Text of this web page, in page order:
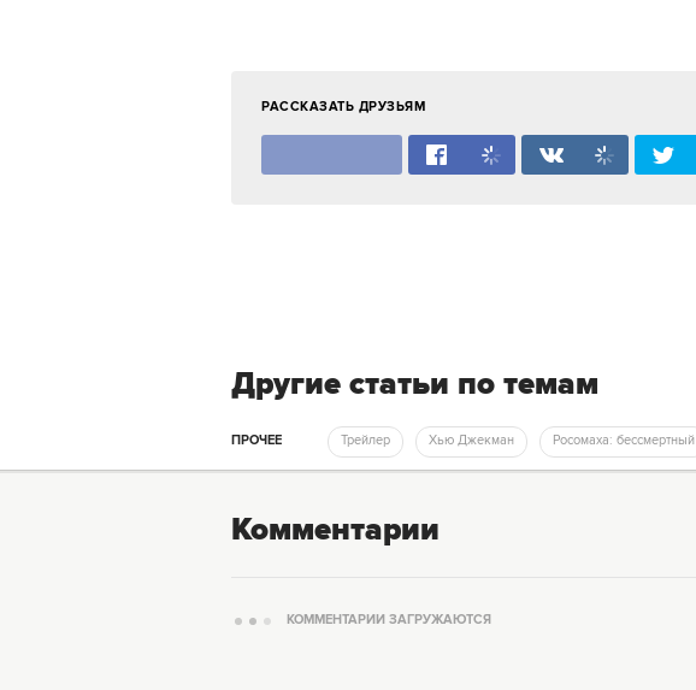
РАССКАЗАТЬ ДРУЗЬЯМ
Другие статьи по темам
ПРОЧЕЕ Трейлер Хью Джекман Росомаха: бессмертный
Комментарии
КОММЕНТАРИИ ЗАГРУЖАЮТСЯ